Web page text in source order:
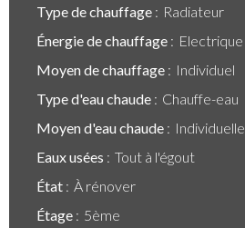
Type de chauffage
Radiateur
Énergie de chauffage
Electrique
Moyen de chauffage
Individuel
Type d'eau chaude
Chauffe-eau
Moyen d'eau chaude
Individuelle
Eaux usées
Tout à l'égout
État
À rénover
Étage
5ème